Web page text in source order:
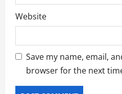
Website
Save my name, email,
browser for the next